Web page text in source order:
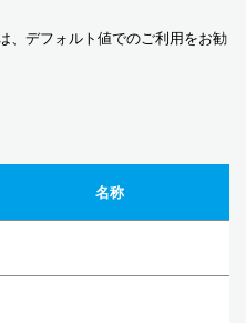
、デフォルト値でのご利用をお勧
名称